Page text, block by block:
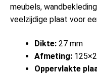
meubels,
veelzijdige plaat voor
Dikte: 27 mm
Afmeting:
Oppervlakte